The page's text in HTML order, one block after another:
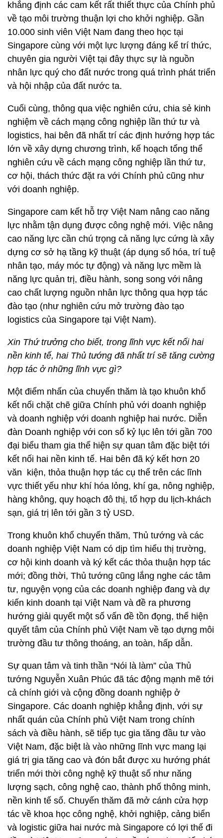
khẳng định các cam kết rất thiết thực của Chính phủ
về tạo môi trường thuận lợi cho khởi nghiệp. Gần
10.000 sinh viên Việt Nam đang theo học tại
Singapore cùng với một lực lượng đáng kể trí thức,
chuyên gia người Việt tại đây thực sự là nguồn
nhân lực quý cho đất nước trong quá trình phát triển
và hội nhập của đất nước ta.
Cuối cùng, thông qua việc nghiên cứu, chia sẻ kinh
nghiệm về cách mạng công nghiệp lần thứ tư và
logistics, hai bên đã nhất trí các định hướng hợp tác
lớn về xây dựng chương trình, kế hoạch tổng thể
nghiên cứu về cách mạng công nghiệp lần thứ tư,
cơ hội, thách thức đặt ra với Chính phủ cũng như
với doanh nghiệp.
Singapore cam kết hỗ trợ Việt Nam nâng cao năng
lực nhằm tận dụng được công nghệ mới. Việc nâng
cao năng lực cần chú trọng cả năng lực cứng là xây
dựng cơ sở hạ tầng kỹ thuật (áp dụng số hóa, trí tuệ
nhân tạo, máy móc tự động) và năng lực mềm là
năng lực quản trị, điều hành, song song với nâng
cao chất lượng nguồn nhân lực thông qua hợp tác
đào tạo (như nghiên cứu mở trường đào tạo
logistics của Singapore tại Việt Nam).
Xin Thứ trưởng cho biết, trong lĩnh vực kết nối hai
nền kinh tế, hai Thủ tướng đã nhất trí sẽ tăng cường
hợp tác ở những lĩnh vực gì?
Một điểm nhấn của chuyến thăm là tạo khuôn khổ
kết nối chặt chẽ giữa Chính phủ với doanh nghiệp
và doanh nghiệp với doanh nghiệp hai nước. Diễn
đàn Doanh nghiệp với con số kỷ lục lên tới gần 700
đại biểu tham gia thể hiện sự quan tâm đặc biệt tới
kết nối hai nền kinh tế. Hai bên đã ký kết hơn 20
văn kiện, thỏa thuận hợp tác cụ thể trên các lĩnh
vực thiết yếu như khí hóa lỏng, khí ga, nông nghiệp,
hàng không, quy hoạch đô thị, tổ hợp du lịch-khách
sạn, giá trị lên tới gần 3 tỷ USD.
Trong khuôn khổ chuyến thăm, Thủ tướng và các
doanh nghiệp Việt Nam có dịp tìm hiểu thị trường,
cơ hội kinh doanh và ký kết các thỏa thuận hợp tác
mới; đồng thời, Thủ tướng cũng lắng nghe các tâm
tư, nguyện vọng của các doanh nghiệp đang và dự
kiến kinh doanh tại Việt Nam và đề ra phương
hướng giải quyết một số vấn đề tồn đọng, thể hiện
quyết tâm của Chính phủ Việt Nam về tạo dựng môi
trường đầu tư thông thoáng, an toàn, hấp dẫn.
Sự quan tâm và tinh thần “Nói là làm” của Thủ
tướng Nguyễn Xuân Phúc đã tác động mạnh mẽ tới
cả chính giới và cộng đồng doanh nghiệp ở
Singapore. Các doanh nghiệp khẳng định, với sự
nhất quán của Chính phủ Việt Nam trong chính
sách và điều hành, sẽ tiếp tục gia tăng đầu tư vào
Việt Nam, đặc biệt là vào những lĩnh vực mang lại
giá trị gia tăng cao và đón bắt được xu hướng phát
triển mới thời công nghệ kỹ thuật số như năng
lượng sạch, công nghệ cao, thành phố thông minh,
nền kinh tế số. Chuyến thăm đã mở cánh cửa hợp
tác về khoa học công nghệ, khởi nghiệp, cảng biển
và logistic giữa hai nước mà Singapore có lợi thế đi